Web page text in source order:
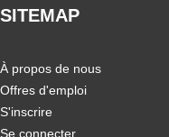
SITEMAP
À propos de nous
Offres d'emploi
S'inscrire
Se connecter